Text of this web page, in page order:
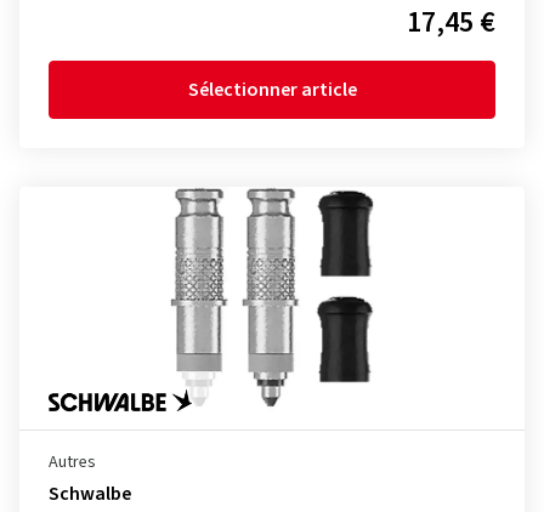
17,45 €
Sélectionner article
Autres
Schwalbe